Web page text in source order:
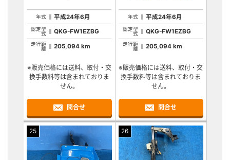
年式 平成24年6月
認定型
式
QKG-FW1EZBG
走行距
離
205,094 km
※販売価格には送料、取付・交
換手数料等は含まれておりま
せん。
問合せ
年式 平成24年6月
認定型
式
QKG-FW1EZBG
走行距
離
205,094 km
※販売価格には送料、取付・交
換手数料等は含まれておりま
せん。
問合せ
25 26